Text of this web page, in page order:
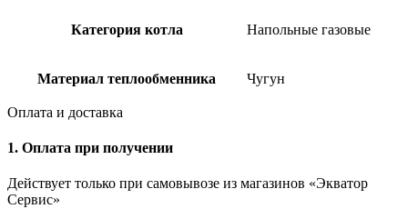
Категория котла Напольные газовые
Материал теплообменника Чугун
Оплата и доставка
1. Оплата при получении
Действует только при самовывозе из магазинов «Экватор
Сервис»